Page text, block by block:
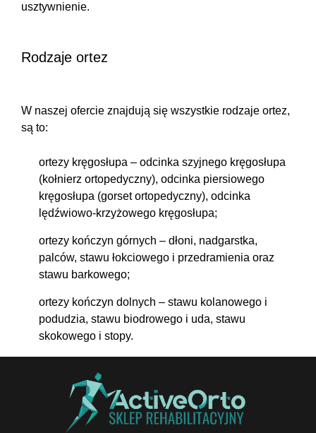
usztywnienie.
Rodzaje ortez
W naszej ofercie znajdują się wszystkie rodzaje ortez,
są to:
ortezy kręgosłupa – odcinka szyjnego kręgosłupa
(kołnierz ortopedyczny), odcinka piersiowego
kręgosłupa (gorset ortopedyczny), odcinka
lędźwiowo-krzyżowego kręgosłupa;
ortezy kończyn górnych – dłoni, nadgarstka,
palców, stawu łokciowego i przedramienia oraz
stawu barkowego;
ortezy kończyn dolnych – stawu kolanowego i
podudzia, stawu biodrowego i uda, stawu
skokowego i stopy.